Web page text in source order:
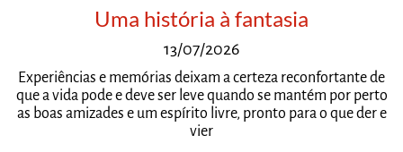
Uma história à fantasia
13/07/2026
Experiências e memórias deixam a certeza reconfortante de
que a vida pode e deve ser leve quando se mantém por perto
as boas amizades e um espírito livre, pronto para o que der e
vier